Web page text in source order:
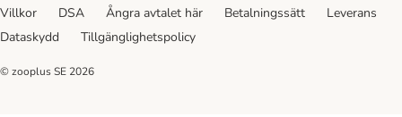
Villkor
DSA Ångra avtalet här Betalningssätt
Leverans
Dataskydd
Tillgänglighetspolicy
© zooplus SE 2026